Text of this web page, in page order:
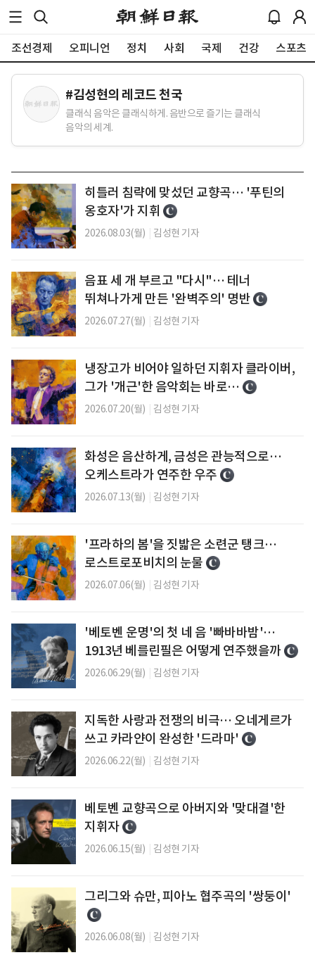
조선경제 오피니언 정치 사회 국제 건강 스포츠
#김성현의 레코드 천국
클래식 음악은 클래식하게. 음반으로 즐기는 클래식
음악의 세계.
히틀러 침략에 맞섰던 교향곡… '푸틴의
옹호자'가 지휘
2026.08.03(월) 김성현 기자
음표 세 개 부르고 "다시"… 테너
뛰쳐나가게 만든 '완벽주의' 명반
2026.07.27(월) 김성현 기자
냉장고가 비어야 일하던 지휘자 클라이버,
그가 '개근'한 음악회는 바로…
2026.07.20(월) 김성현 기자
화성은 음산하게, 금성은 관능적으로…
오케스트라가 연주한 우주
2026.07.13(월) 김성현 기자
'프라하의 봄'을 짓밟은 소련군 탱크…
로스트로포비치의 눈물
2026.07.06(월) 김성현 기자
'베토벤 운명'의 첫 네 음 '빠바바밤'…
1913년 베를린필은 어떻게 연주했을까
2026.06.29(월) 김성현 기자
지독한 사랑과 전쟁의 비극… 오네게르가
쓰고 카라얀이 완성한 '드라마'
2026.06.22(월) 김성현 기자
베토벤 교향곡으로 아버지와 '맞대결'한
지휘자
2026.06.15(월) 김성현 기자
그리그와 슈만, 피아노 협주곡의 '쌍둥이'
2026.06.08(월) 김성현 기자